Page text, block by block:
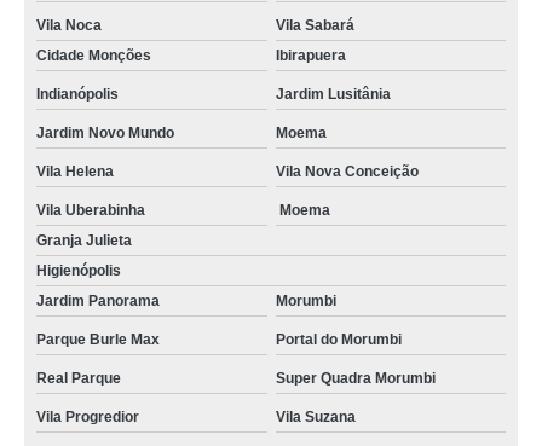
tratamento para transtornos de estresse clínica Aeroporto
tratamento para transtorno de estresse Porto Feliz
onde marcar tratamento de estresse pós traumático Jardim Lusitânia
clínica especializada em tratamento para transtorno de estresse pós
traumático Canão
clínica especializada em tratamento estresse pós traumático Chácara do
Castelo
tratamento do estresse pós traumático São Roque
onde marcar tratamento transtorno de estresse Barra Funda
tratamento de estresse pós traumático clínica Vila Vicente Rao
Vila Noca
Vila Sabará
Cidade Monções
Ibirapuera
Indianópolis Jardim Lusitânia
Jardim Novo Mundo Moema
Vila Helena Vila Nova Conceição
Vila Uberabinha
Moema
Granja Julieta
Higienópolis
Jardim Panorama
Morumbi
Parque Burle Max Portal do Morumbi
Real Parque Super Quadra Morumbi
Vila Progredior Vila Suzana